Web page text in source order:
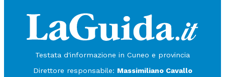
Testata d'informazione in Cuneo e provincia
Direttore responsabile: Massimiliano Cavallo